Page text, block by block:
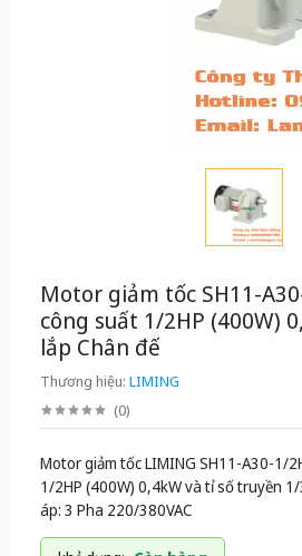
Motor giảm tốc SH11-
công suất 1/2HP (400W)
lắp Chân đế
Thương hiệu: LIMING
(0)
Motor giảm tốc LIMING SH11-A30-1/
1/2HP (400W) 0,4kW và tỉ số truyền
áp: 3 Pha 220/380VAC